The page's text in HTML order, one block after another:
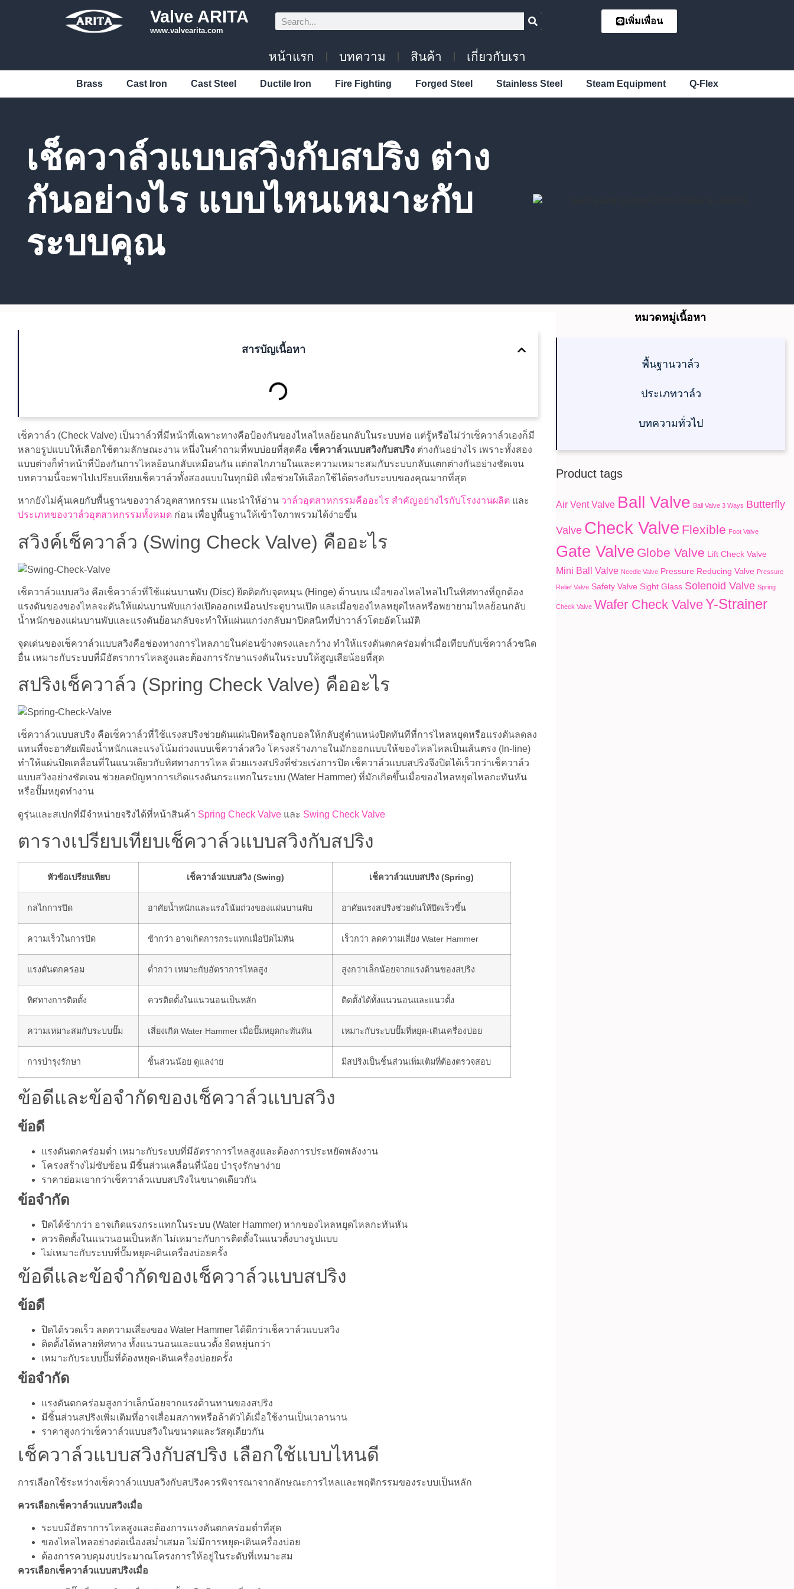
Valve ARITA
www.valvearita.com
เพิ่มเพื่อน
หน้าแรก บทความ สินค้า เกี่ยวกับเรา
Brass Cast Iron Cast Steel Ductile Iron Fire Fighting Forged Steel Stainless Steel Steam Equipment Q-Flex
เช็ควาล์วแบบสวิงกับสปริง ต่าง
กันอย่างไร แบบไหนเหมาะกับ
ระบบคุณ
สารบัญเนื้อหา
เช็ควาล์ว (Check Valve) เป็นวาล์วที่มีหน้าที่เฉพาะทางคือป้องกันของไหลไหลย้อนกลับในระบบท่อ แต่รู้หรือไม่ว่าเช็ควาล์วเองก็มี
หลายรูปแบบให้เลือกใช้ตามลักษณะงาน หนึ่งในคำถามที่พบบ่อยที่สุดคือ เช็ควาล์วแบบสวิงกับสปริง ต่างกันอย่างไร เพราะทั้งสอง
แบบต่างก็ทำหน้าที่ป้องกันการไหลย้อนกลับเหมือนกัน แต่กลไกภายในและความเหมาะสมกับระบบกลับแตกต่างกันอย่างชัดเจน
บทความนี้จะพาไปเปรียบเทียบเช็ควาล์วทั้งสองแบบในทุกมิติ เพื่อช่วยให้เลือกใช้ได้ตรงกับระบบของคุณมากที่สุด
หากยังไม่คุ้นเคยกับพื้นฐานของวาล์วอุตสาหกรรม แนะนำให้อ่าน วาล์วอุตสาหกรรมคืออะไร สำคัญอย่างไรกับโรงงานผลิต และ
ประเภทของวาล์วอุตสาหกรรมทั้งหมด ก่อน เพื่อปูพื้นฐานให้เข้าใจภาพรวมได้ง่ายขึ้น
สวิงค์เช็ควาล์ว (Swing Check Valve) คืออะไร
เช็ควาล์วแบบสวิง คือเช็ควาล์วที่ใช้แผ่นบานพับ (Disc) ยึดติดกับจุดหมุน (Hinge) ด้านบน เมื่อของไหลไหลไปในทิศทางที่ถูกต้อง
แรงดันของของไหลจะดันให้แผ่นบานพับแกว่งเปิดออกเหมือนประตูบานเปิด และเมื่อของไหลหยุดไหลหรือพยายามไหลย้อนกลับ
น้ำหนักของแผ่นบานพับและแรงดันย้อนกลับจะทำให้แผ่นแกว่งกลับมาปิดสนิทที่บ่าวาล์วโดยอัตโนมัติ
จุดเด่นของเช็ควาล์วแบบสวิงคือช่องทางการไหลภายในค่อนข้างตรงและกว้าง ทำให้แรงดันตกคร่อมต่ำเมื่อเทียบกับเช็ควาล์วชนิด
อื่น เหมาะกับระบบที่มีอัตราการไหลสูงและต้องการรักษาแรงดันในระบบให้สูญเสียน้อยที่สุด
สปริงเช็ควาล์ว (Spring Check Valve) คืออะไร
เช็ควาล์วแบบสปริง คือเช็ควาล์วที่ใช้แรงสปริงช่วยดันแผ่นปิดหรือลูกบอลให้กลับสู่ตำแหน่งปิดทันทีที่การไหลหยุดหรือแรงดันลดลง
แทนที่จะอาศัยเพียงน้ำหนักและแรงโน้มถ่วงแบบเช็ควาล์วสวิง โครงสร้างภายในมักออกแบบให้ของไหลไหลเป็นเส้นตรง (In-line)
ทำให้แผ่นปิดเคลื่อนที่ในแนวเดียวกับทิศทางการไหล ด้วยแรงสปริงที่ช่วยเร่งการปิด เช็ควาล์วแบบสปริงจึงปิดได้เร็วกว่าเช็ควาล์ว
แบบสวิงอย่างชัดเจน ช่วยลดปัญหาการเกิดแรงดันกระแทกในระบบ (Water Hammer) ที่มักเกิดขึ้นเมื่อของไหลหยุดไหลกะทันหัน
หรือปั๊มหยุดทำงาน
ดูรุ่นและสเปกที่มีจำหน่ายจริงได้ที่หน้าสินค้า Spring Check Valve และ Swing Check Valve
ตารางเปรียบเทียบเช็ควาล์วแบบสวิงกับสปริง
หัวข้อเปรียบเทียบ เช็ควาล์วแบบสวิง (Swing) เช็ควาล์วแบบสปริง (Spring)
กลไกการปิด อาศัยน้ำหนักและแรงโน้มถ่วงของแผ่นบานพับ อาศัยแรงสปริงช่วยดันให้ปิดเร็วขึ้น
ความเร็วในการปิด ช้ากว่า อาจเกิดการกระแทกเมื่อปิดไม่ทัน เร็วกว่า ลดความเสี่ยง Water Hammer
แรงดันตกคร่อม ต่ำกว่า เหมาะกับอัตราการไหลสูง สูงกว่าเล็กน้อยจากแรงต้านของสปริง
ทิศทางการติดตั้ง ควรติดตั้งในแนวนอนเป็นหลัก ติดตั้งได้ทั้งแนวนอนและแนวตั้ง
ความเหมาะสมกับระบบปั๊ม เสี่ยงเกิด Water Hammer เมื่อปั๊มหยุดกะทันหัน เหมาะกับระบบปั๊มที่หยุด-เดินเครื่องบ่อย
การบำรุงรักษา ชิ้นส่วนน้อย ดูแลง่าย มีสปริงเป็นชิ้นส่วนเพิ่มเติมที่ต้องตรวจสอบ
ข้อดีและข้อจำกัดของเช็ควาล์วแบบสวิง
ข้อดี
แรงดันตกคร่อมต่ำ เหมาะกับระบบที่มีอัตราการไหลสูงและต้องการประหยัดพลังงาน
โครงสร้างไม่ซับซ้อน มีชิ้นส่วนเคลื่อนที่น้อย บำรุงรักษาง่าย
ราคาย่อมเยากว่าเช็ควาล์วแบบสปริงในขนาดเดียวกัน
ข้อจำกัด
ปิดได้ช้ากว่า อาจเกิดแรงกระแทกในระบบ (Water Hammer) หากของไหลหยุดไหลกะทันหัน
ควรติดตั้งในแนวนอนเป็นหลัก ไม่เหมาะกับการติดตั้งในแนวตั้งบางรูปแบบ
ไม่เหมาะกับระบบที่ปั๊มหยุด-เดินเครื่องบ่อยครั้ง
ข้อดีและข้อจำกัดของเช็ควาล์วแบบสปริง
ข้อดี
ปิดได้รวดเร็ว ลดความเสี่ยงของ Water Hammer ได้ดีกว่าเช็ควาล์วแบบสวิง
ติดตั้งได้หลายทิศทาง ทั้งแนวนอนและแนวตั้ง ยืดหยุ่นกว่า
เหมาะกับระบบปั๊มที่ต้องหยุด-เดินเครื่องบ่อยครั้ง
ข้อจำกัด
แรงดันตกคร่อมสูงกว่าเล็กน้อยจากแรงต้านทานของสปริง
มีชิ้นส่วนสปริงเพิ่มเติมที่อาจเสื่อมสภาพหรือล้าตัวได้เมื่อใช้งานเป็นเวลานาน
ราคาสูงกว่าเช็ควาล์วแบบสวิงในขนาดและวัสดุเดียวกัน
เช็ควาล์วแบบสวิงกับสปริง เลือกใช้แบบไหนดี
การเลือกใช้ระหว่างเช็ควาล์วแบบสวิงกับสปริงควรพิจารณาจากลักษณะการไหลและพฤติกรรมของระบบเป็นหลัก
ควรเลือกเช็ควาล์วแบบสวิงเมื่อ
ระบบมีอัตราการไหลสูงและต้องการแรงดันตกคร่อมต่ำที่สุด
ของไหลไหลอย่างต่อเนื่องสม่ำเสมอ ไม่มีการหยุด-เดินเครื่องบ่อย
ต้องการควบคุมงบประมาณโครงการให้อยู่ในระดับที่เหมาะสม
ควรเลือกเช็ควาล์วแบบสปริงเมื่อ
หมวดหมู่เนื้อหา
พื้นฐานวาล์ว
ประเภทวาล์ว
บทความทั่วไป
Product tags
Air Vent Valve Ball Valve Ball Valve 3 Ways Butterfly
Valve Check Valve Flexible Foot Valve
Gate Valve Globe Valve Lift Check Valve
Mini Ball Valve Needle Valve Pressure Reducing Valve Pressure
Relief Valve Safety Valve Sight Glass Solenoid Valve Spring
Check Valve Wafer Check ValveY-Strainer